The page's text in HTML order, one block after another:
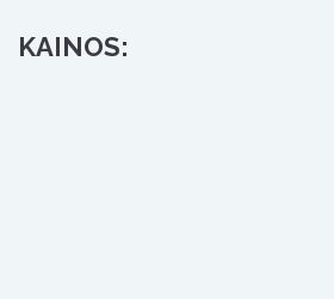
KAINOS: